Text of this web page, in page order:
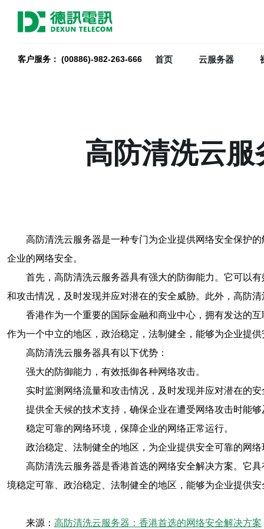
客户服务： (00886)-982-263-666 首页 云服务器
高防清洗云
高防清洗云服务器是一种专门为企业提供网络安全保护
企业的网络安全。
首先，高防清洗云服务器具有强大的防御能力。它可以
和攻击情况，及时发现并应对潜在的安全威胁。此外，高防
香港作为一个重要的国际金融和商业中心，拥有发达的
作为一个中立的地区，政治稳定，法制健全，能够为企业提
高防清洗云服务器具有以下优势：
强大的防御能力，有效抵御各种网络攻击。
实时监测网络流量和攻击情况，及时发现并应对潜在的
提供全天候的技术支持，确保企业在遭受网络攻击时能
稳定可靠的网络环境，保障企业的网络正常运行。
政治稳定、法制健全的地区，为企业提供安全可靠的网络
高防清洗云服务器是香港首选的网络安全解决方案。它
境稳定可靠、政治稳定、法制健全的地区，能够为企业提供
来源： 高防清洗云服务器：香港首选的网络安全解决方案